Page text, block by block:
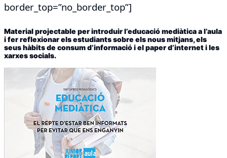
border_top=”no_border_top”]
Material projectable per introduir l’educació mediàtica a l’aula
i fer reflexionar els estudiants sobre els nous mitjans, els
seus hàbits de consum d’informació i el paper d’internet i les
xarxes socials.